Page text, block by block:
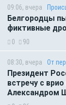
09:06, вчера
Белгородцы
фиктивные
0 90
08:30, вчера От
Президент
встречу с
Александром